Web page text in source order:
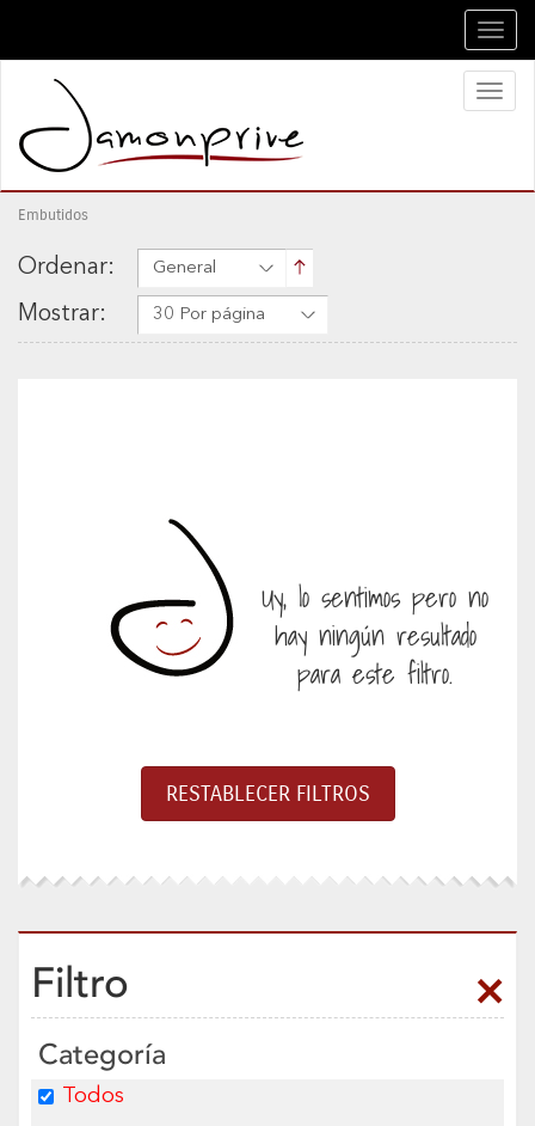
Embutidos
Ordenar: General
Mostrar: 30 Por página
Uy, lo sentimos pero no
hay ningún resultado
para este filtro.
Filtro
Categoría
Todos